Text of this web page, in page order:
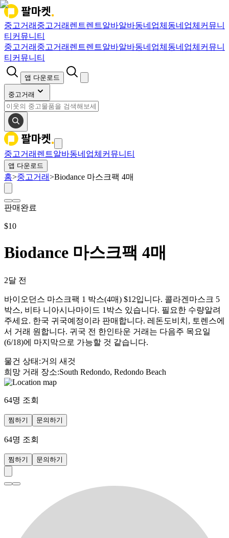
중고거래 중고거래 렌트렌트알바알바동네업체 동네업체 커뮤니
티 커뮤니티
중고거래 중고거래 렌트렌트알바알바동네업체 동네업체 커뮤니
티 커뮤니티
앱 다운로드
중고거래
중고거래 렌트알바동네업체 커뮤니티
앱 다운로드
홈>중고거래>Biodance 마스크팩 4매
판매완료
$10
Biodance 마스크팩 4매
2달 전
바이오던스 마스크팩 1 박스(4매) $12입니다. 콜라겐마스크 5
박스, 비타 니아시나마이드 1박스 있습니다. 필요한 수량알려
주세요. 한국 귀국예정이라 판매합니다. 레돈도비치, 토렌스에
서 거래 원합니다. 귀국 전 한인타운 거래는 다음주 목요일
(6/18)에 마지막으로 가능할 것 같습니다.
물건 상태 :거의 새것
희망 거래 장소:South Redondo, Redondo Beach
64명 조회
찜하기 문의하기
64명 조회
찜하기 문의하기